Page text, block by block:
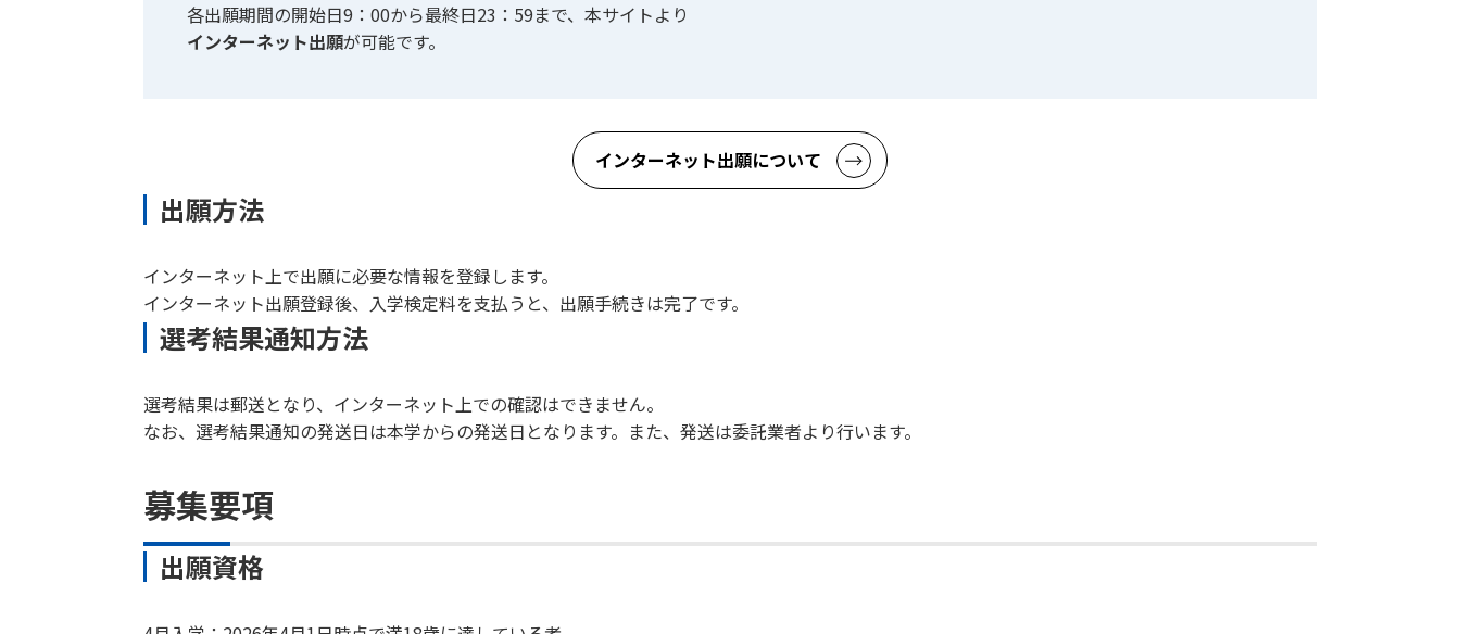
各出願期間の開始日9：00から最終日23：59まで、本サイトより
インターネット出願が可能です。
インターネット出願について
出願方法
インターネット上で出願に必要な情報を登録します。
インターネット出願登録後、入学検定料を支払うと、出願手続きは完了です。
選考結果通知方法
選考結果は郵送となり、インターネット上での確認はできません。
なお、選考結果通知の発送日は本学からの発送日となります。また、発送は委託業者より行います。
募集要項
出願資格